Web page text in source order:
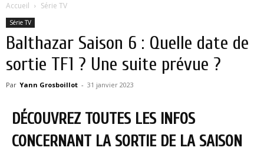
Accueil Série TV
Série TV
Balthazar Saison 6 : Quelle date de
sortie TF1 ? Une suite prévue ?
Par Yann Grosboillot - 31 janvier 2023
DÉCOUVREZ TOUTES LES INFOS
CONCERNANT LA SORTIE DE LA SAISON